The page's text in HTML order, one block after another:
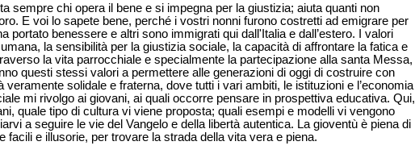
sempre chi opera il bene e si impegna per la giustizia; aiuta quanti non
E voi lo sapete bene, perché i vostri nonni furono costretti ad emigrare per
portato benessere e altri sono immigrati qui dall'Italia e dall’estero. I valori
la sensibilità per la giustizia sociale, la capacità di affrontare la fatica e
la vita parrocchiale e specialmente la partecipazione alla santa Messa,
questi stessi valori a permettere alle generazioni di oggi di costruire con
solidale e fraterna, dove tutti i vari ambiti, le istituzioni e l’economia
mi rivolgo ai giovani, ai quali occorre pensare in prospettiva educativa. Qui,
quale tipo di cultura vi viene proposta; quali esempi e modelli vi vengono
a seguire le vie del Vangelo e della libertà autentica. La gioventù è piena di
e illusorie, per trovare la strada della vita vera e piena.